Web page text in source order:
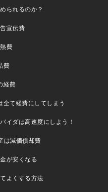
られるのか？
宣伝費
費
費
経費
全て経費にしてしまう
イダは高速度にしよう！
は減価償却費
が安くなる
よくする方法